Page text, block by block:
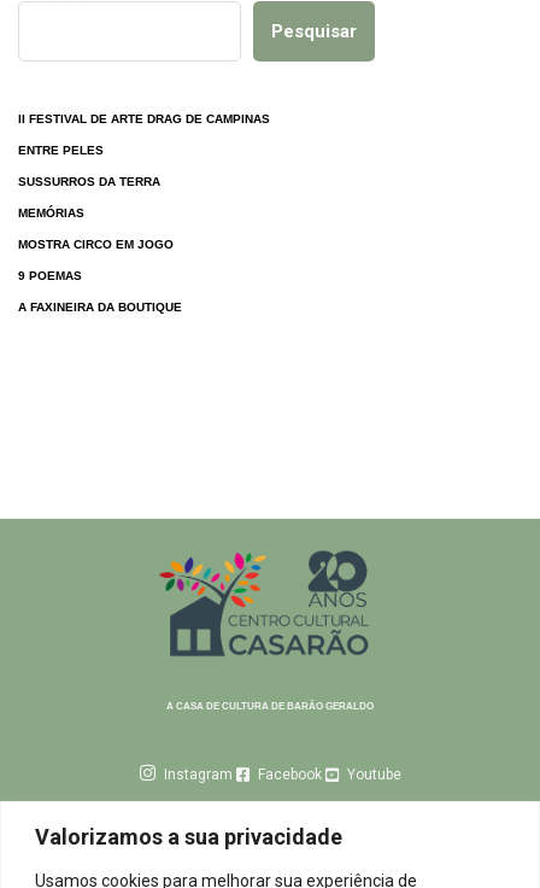
Valorizamos a sua privacidade
Usamos cookies para melhorar sua experiência de
Pesquisar
II FESTIVAL DE ARTE DRAG DE CAMPINAS
ENTRE PELES
SUSSURROS DA TERRA
MEMÓRIAS
MOSTRA CIRCO EM JOGO
9 POEMAS
A FAXINEIRA DA BOUTIQUE
A CASA DE CULTURA DE BARÃO GERALDO
Instagram Facebook Youtube
ARTES MANUAISARTES MUSICAIS